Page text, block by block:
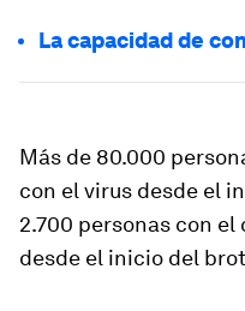
La capacidad de
Más de 80.000
con el virus desde el
2.700 personas con
desde el inicio del